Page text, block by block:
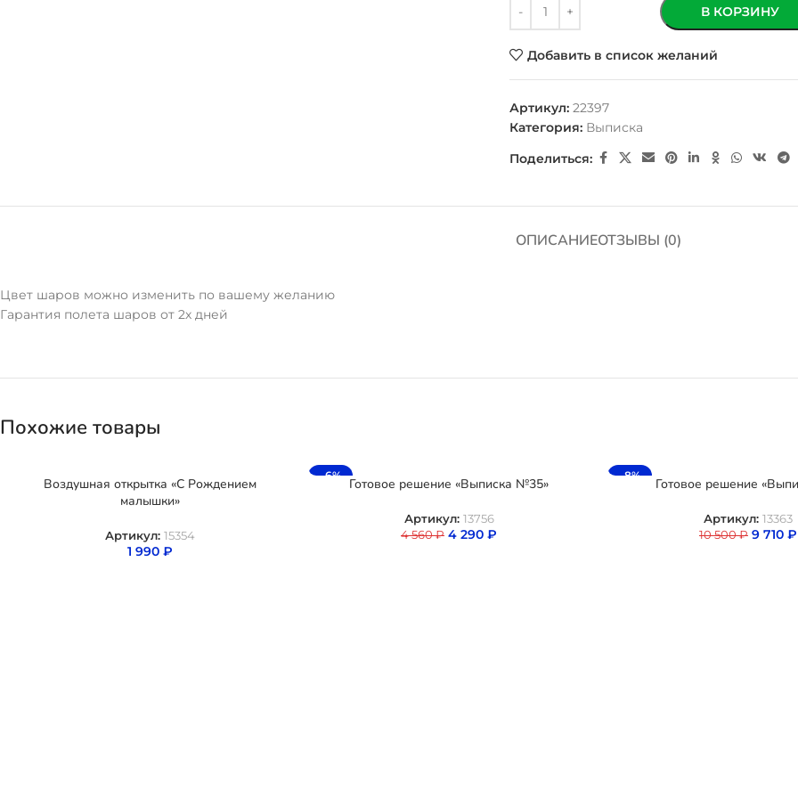
В КОРЗИНУ
Добавить в список желаний
Артикул:22397
Категория: Выписка
Поделиться:
ОПИСАНИЕОТЗЫВЫ (0)
Цвет шаров можно изменить по вашему желанию
Гарантия полета шаров от 2х дней
Похожие товары
Воздушная открытка «С Рождением
малышки»
Артикул: 15354
1 990 ₽
-6%
Готовое решение «Выписка №35»
Артикул: 13756
4 560₽ 4 290 ₽
-8%
Готовое решение
Артикул: 13363
10 500₽ 9 710 ₽